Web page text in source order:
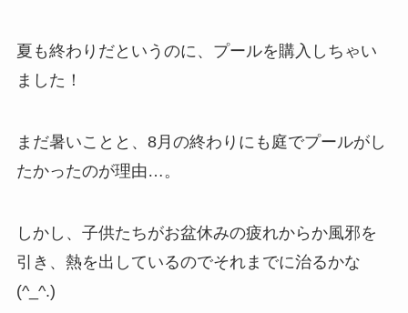
夏も終わりだというのに、プールを購入しちゃい
ました！
まだ暑いことと、8月の終わりにも庭でプールがし
たかったのが理由…。
しかし、子供たちがお盆休みの疲れからか風邪を
引き、熱を出しているのでそれまでに治るかな
(^_^.)